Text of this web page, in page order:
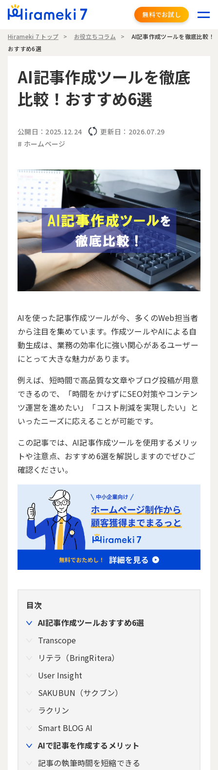
無料でお試し
Hirameki 7 トップ お役立ちコラム
AI記事作成ツールを徹底比較！
おすすめ6選
AI記事作成ツールを徹底
比較！おすすめ6選
公開日：2025.12.24
更新日：2026.07.29
# ホームページ
AIを使った記事作成ツールが今、多くのWeb担当者
から注目を集めています。作成ツールやAIによる自
動生成は、業務の効率化に強い関心があるユーザー
にとって大きな魅力があります。
例えば、短時間で高品質な文章やブログ投稿が用意
できるので、「時間をかけずにSEO対策やコンテン
ツ運営を進めたい」「コスト削減を実現したい」と
いったニーズに応えることが可能です。
この記事では、AI記事作成ツールを使用するメリッ
トや注意点、おすすめ6選を解説しますのでぜひご
確認ください。
目次
AI記事作成ツールおすすめ6選
Transcope
リテラ（BringRitera）
User Insight
SAKUBUN（サクブン）
ラクリン
Smart BLOG AI
AIで記事を作成するメリット
記事の執筆時間を短縮できる